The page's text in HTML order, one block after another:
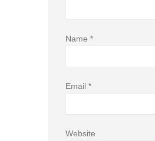
Name *
Email *
Website